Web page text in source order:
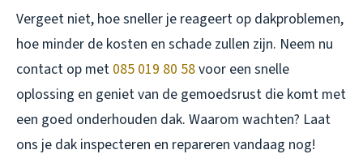
Vergeet niet, hoe sneller je reageert op dakproblemen,
hoe minder de kosten en schade zullen zijn. Neem nu
contact op met 085 019 80 58voor een snelle
oplossing en geniet van de gemoedsrust die komt met
een goed onderhouden dak. Waarom wachten? Laat
ons je dak inspecteren en repareren vandaag nog!